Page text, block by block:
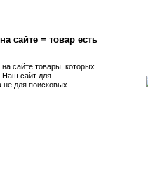
сайте = товар есть
сайте товары, которых
Наш сайт для
не для поисковых